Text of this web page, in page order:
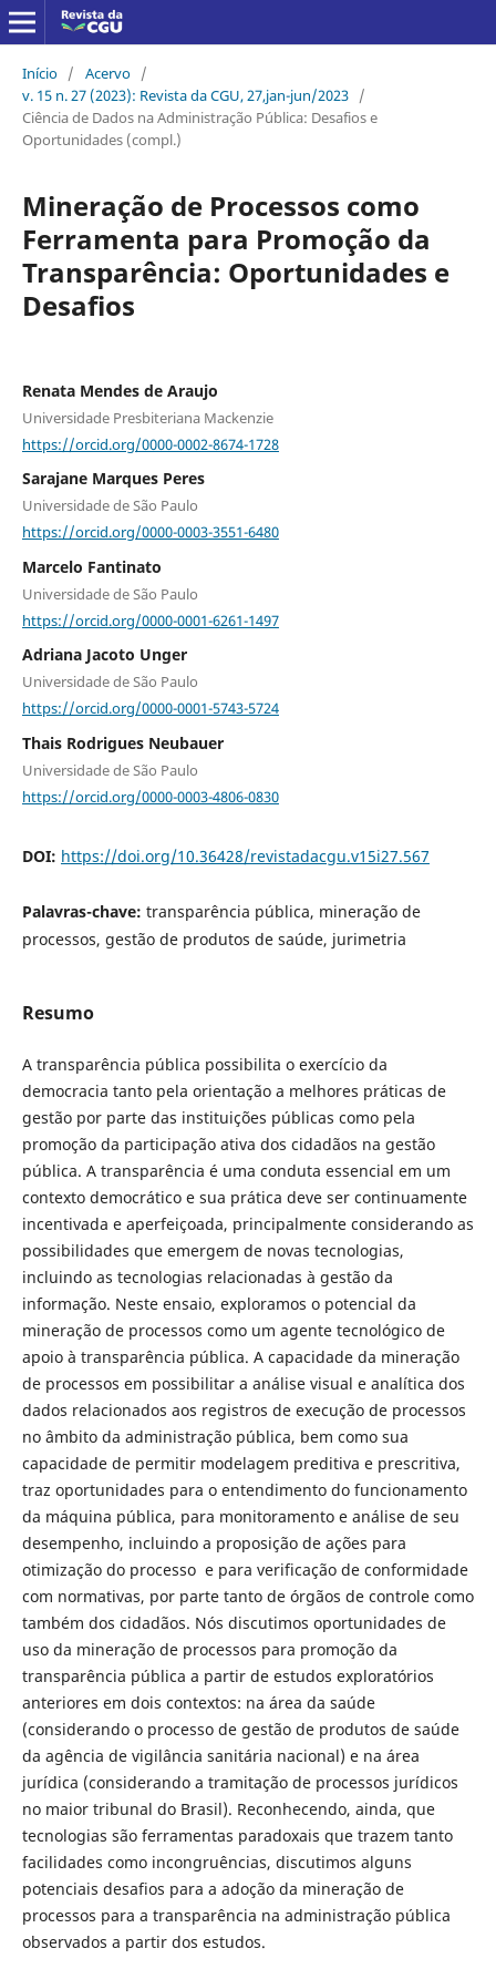
Início / Acervo /
v. 15 n. 27 (2023): Revista da CGU, 27,jan-jun/2023 /
Ciência de Dados na Administração Pública: Desafios e
Oportunidades (compl.)
Mineração de Processos como
Ferramenta para Promoção da
Transparência: Oportunidades e
Desafios
Renata Mendes de Araujo
Universidade Presbiteriana Mackenzie
https://orcid.org/0000-0002-8674-1728
Sarajane Marques Peres
Universidade de São Paulo
https://orcid.org/0000-0003-3551-6480
Marcelo Fantinato
Universidade de São Paulo
https://orcid.org/0000-0001-6261-1497
Adriana Jacoto Unger
Universidade de São Paulo
https://orcid.org/0000-0001-5743-5724
Thais Rodrigues Neubauer
Universidade de São Paulo
https://orcid.org/0000-0003-4806-0830
DOI: https://doi.org/10.36428/revistadacgu.v15i27.567
Palavras-chave: transparência pública, mineração de
processos, gestão de produtos de saúde, jurimetria
Resumo
A transparência pública possibilita o exercício da
democracia tanto pela orientação a melhores práticas de
gestão por parte das instituições públicas como pela
promoção da participação ativa dos cidadãos na gestão
pública. A transparência é uma conduta essencial em um
contexto democrático e sua prática deve ser continuamente
incentivada e aperfeiçoada, principalmente considerando as
possibilidades que emergem de novas tecnologias,
incluindo as tecnologias relacionadas à gestão da
informação. Neste ensaio, exploramos o potencial da
mineração de processos como um agente tecnológico de
apoio à transparência pública. A capacidade da mineração
de processos em possibilitar a análise visual e analítica dos
dados relacionados aos registros de execução de processos
no âmbito da administração pública, bem como sua
capacidade de permitir modelagem preditiva e prescritiva,
traz oportunidades para o entendimento do funcionamento
da máquina pública, para monitoramento e análise de seu
desempenho, incluindo a proposição de ações para
otimização do processo e para verificação de conformidade
com normativas, por parte tanto de órgãos de controle como
também dos cidadãos. Nós discutimos oportunidades de
uso da mineração de processos para promoção da
transparência pública a partir de estudos exploratórios
anteriores em dois contextos: na área da saúde
(considerando o processo de gestão de produtos de saúde
da agência de vigilância sanitária nacional) e na área
jurídica (considerando a tramitação de processos jurídicos
no maior tribunal do Brasil). Reconhecendo, ainda, que
tecnologias são ferramentas paradoxais que trazem tanto
facilidades como incongruências, discutimos alguns
potenciais desafios para a adoção da mineração de
processos para a transparência na administração pública
observados a partir dos estudos.